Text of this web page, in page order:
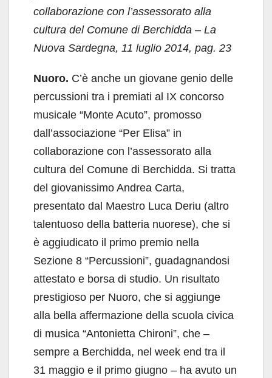
collaborazione con l’assessorato alla
cultura del Comune di Berchidda – La
Nuova Sardegna, 11 luglio 2014, pag. 23
Nuoro. C’è anche un giovane genio delle
percussioni tra i premiati al IX concorso
musicale “Monte Acuto”, promosso
dall’associazione “Per Elisa” in
collaborazione con l’assessorato alla
cultura del Comune di Berchidda. Si tratta
del giovanissimo Andrea Carta,
presentato dal Maestro Luca Deriu (altro
talentuoso della batteria nuorese), che si
è aggiudicato il primo premio nella
Sezione 8 “Percussioni”, guadagnandosi
attestato e borsa di studio. Un risultato
prestigioso per Nuoro, che si aggiunge
alla bella affermazione della scuola civica
di musica “Antonietta Chironi”, che –
sempre a Berchidda, nel week end tra il
31 maggio e il primo giugno – ha avuto un